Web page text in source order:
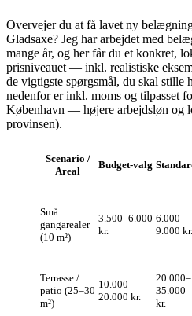
Overvejer du at få lavet ny
Gladsaxe? Jeg har arbejdet med
mange år, og her får du et konkret,
prisniveauet — inkl. realistiske
de vigtigste spørgsmål, du skal stille
nedenfor er inkl. moms og tilpasset
København — højere arbejdsløn og
provinsen).
Scenario /
Areal
Budget‑valg
Små
gangarealer
(10 m²)
3.500–6.000
kr.
6.000–
9.000 kr.
Terrasse /
patio (25–30
m²)
10.000–
20.000 kr.
20.000–
35.000
kr.